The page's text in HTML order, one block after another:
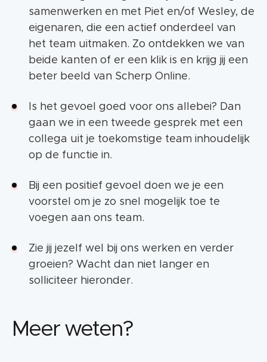
samenwerken en met Piet en/of Wesley, de
eigenaren, die een actief onderdeel van
het team uitmaken. Zo ontdekken we van
beide kanten of er een klik is en krijg jij een
beter beeld van Scherp Online.
Is het gevoel goed voor ons allebei? Dan
gaan we in een tweede gesprek met een
collega uit je toekomstige team inhoudelijk
op de functie in.
Bij een positief gevoel doen we je een
voorstel om je zo snel mogelijk toe te
voegen aan ons team.
Zie jij jezelf wel bij ons werken en verder
groeien? Wacht dan niet langer en
solliciteer hieronder.
Meer weten?